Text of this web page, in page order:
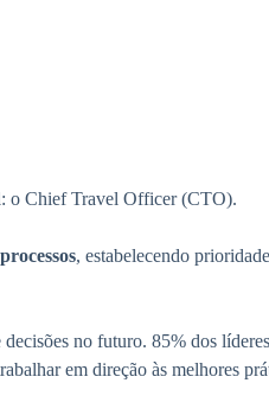
o Chief Travel Officer (CTO).
, estabelecendo
no futuro. 85% dos
em direção às melhores